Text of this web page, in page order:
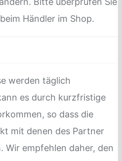
Händler im Shop.
werden täglich
es durch kurzfristige
so dass die
mit denen des Partner
Wir empfehlen daher, den